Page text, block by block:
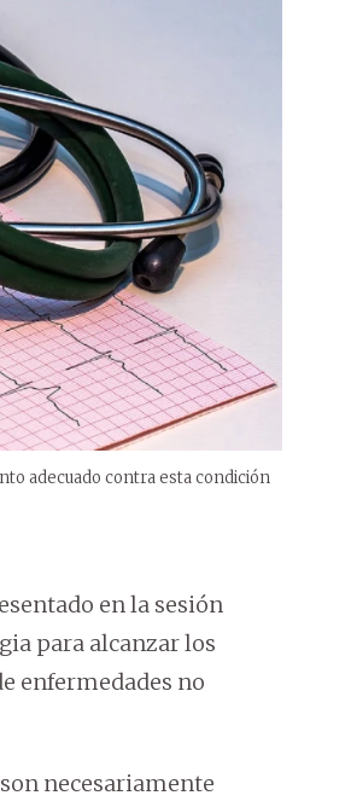
adecuado contra esta condición
en la sesión
para alcanzar los
enfermedades no
necesariamente